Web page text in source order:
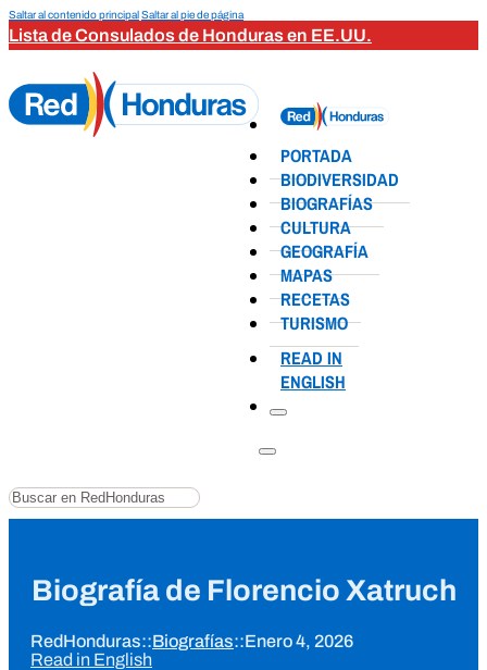
Saltar al contenido principalSaltar al pie de página
Lista de Consulados de Honduras en EE.UU.
PORTADA
BIODIVERSIDAD
BIOGRAFÍAS
CULTURA
GEOGRAFÍA
MAPAS
RECETAS
TURISMO
READ IN
ENGLISH
Buscar
Biografía de Florencio Xatruch
RedHonduras::Biografías::Enero 4, 2026
Read in English